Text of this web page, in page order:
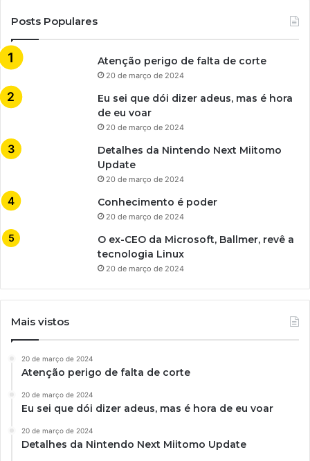
Posts Populares
Atenção perigo de falta de corte
20 de março de 2024
Eu sei que dói dizer adeus, mas é hora
de eu voar
20 de março de 2024
Detalhes da Nintendo Next Miitomo
Update
20 de março de 2024
Conhecimento é poder
20 de março de 2024
O ex-CEO da Microsoft, Ballmer, revê a
tecnologia Linux
20 de março de 2024
Mais vistos
20 de março de 2024
Atenção perigo de falta de corte
20 de março de 2024
Eu sei que dói dizer adeus, mas é hora de eu voar
20 de março de 2024
Detalhes da Nintendo Next Miitomo Update